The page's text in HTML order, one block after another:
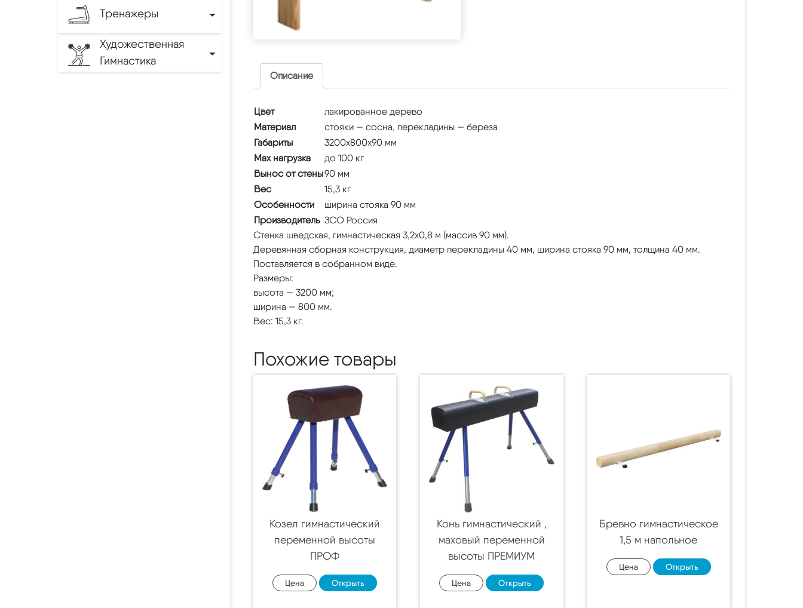
Тренажеры
Художественная
Гимнастика
Описание
Цвет
лакированное дерево
Материал
стояки — сосна, перекладины — береза
Габариты
3200х800х90 мм
Max нагрузка
до 100 кг
Вынос от стены90 мм
Вес
15,3 кг
Особенности
ширина стояка 90 мм
Производитель ЗСО Россия
Стенка шведская, гимнастическая 3,2х0,8 м (массив 90 мм).
Деревянная сборная конструкция, диаметр перекладины 40 мм, ширина стояка 90 мм, толщина 40 мм.
Поставляется в собранном виде.
Размеры:
высота — 3200 мм;
ширина — 800 мм.
Вес: 15,3 кг.
Похожие товары
Козел гимнастический
переменной высоты
ПРОФ
Цена Открыть
Конь гимнастический ,
маховый переменной
высоты ПРЕМИУМ
Цена Открыть
Бревно гимнастическое
1,5 м напольное
Цена Открыть